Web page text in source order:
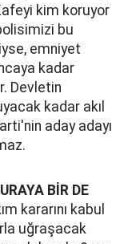
kim koruyor
bu
emniyet
kadar
Devletin
kadar akıl
aday adayı
BİR DE
kararını kabul
uğraşacak